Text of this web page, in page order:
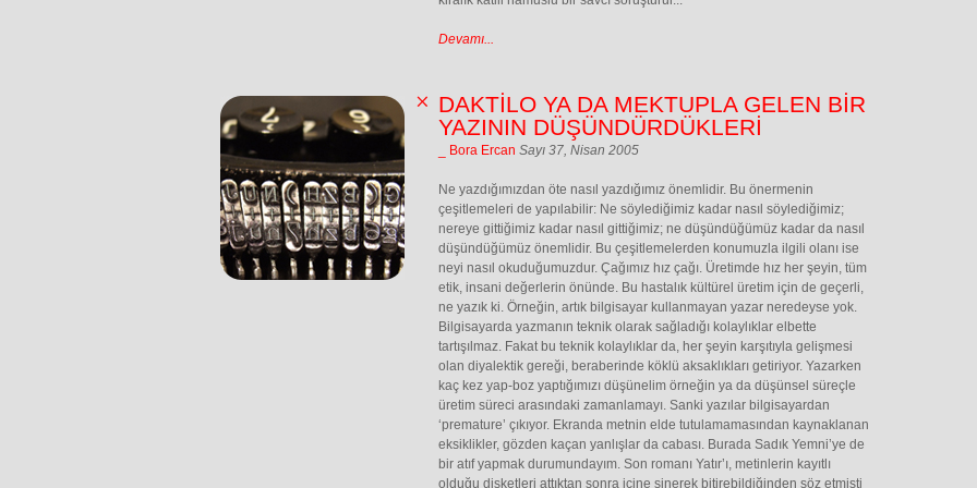
Devamı...
DAKTİLO YA DA MEKTUPLA GELEN BİR
YAZININ DÜŞÜNDÜRDÜKLERİ
_ Bora Ercan Sayı 37, Nisan 2005
Ne yazdığımızdan öte nasıl yazdığımız önemlidir. Bu önermenin
çeşitlemeleri de yapılabilir: Ne söylediğimiz kadar nasıl söylediğimiz;
nereye gittiğimiz kadar nasıl gittiğimiz; ne düşündüğümüz kadar da nasıl
düşündüğümüz önemlidir. Bu çeşitlemelerden konumuzla ilgili olanı ise
neyi nasıl okuduğumuzdur. Çağımız hız çağı. Üretimde hız her şeyin, tüm
etik, insani değerlerin önünde. Bu hastalık kültürel üretim için de geçerli,
ne yazık ki. Örneğin, artık bilgisayar kullanmayan yazar neredeyse yok.
Bilgisayarda yazmanın teknik olarak sağladığı kolaylıklar elbette
tartışılmaz. Fakat bu teknik kolaylıklar da, her şeyin karşıtıyla gelişmesi
olan diyalektik gereği, beraberinde köklü aksaklıkları getiriyor. Yazarken
kaç kez yap-boz yaptığımızı düşünelim örneğin ya da düşünsel süreçle
üretim süreci arasındaki zamanlamayı. Sanki yazılar bilgisayardan
‘premature’ çıkıyor. Ekranda metnin elde tutulamamasından kaynaklanan
eksiklikler, gözden kaçan yanlışlar da cabası. Burada Sadık Yemni’ye de
bir atıf yapmak durumundayım. Son romanı Yatır’ı, metinlerin kayıtlı
olduğu disketleri attıktan sonra içine sinerek bitirebildiğinden söz etmişti